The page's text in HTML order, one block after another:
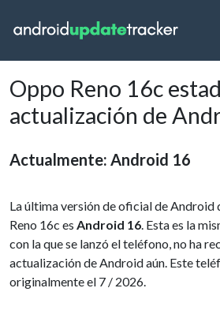
Oppo Reno 16c
actualización de
Actualmente: Android 16
La última versión de oficial de
Reno 16c es Android 16. Esta es la
con la que se lanzó el teléfono, no ha
actualización de Android aún. Este
originalmente el 7 / 2026.